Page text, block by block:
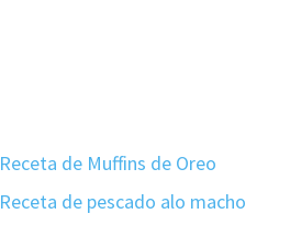
Receta de Muffins de Oreo
Receta de pescado alo macho